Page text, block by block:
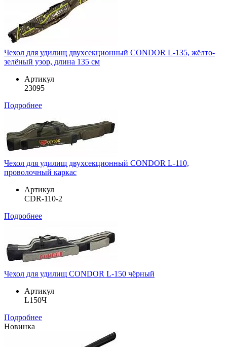
Чехол для удилищ двухсекционный CONDOR L-135, жёлто-
зелёный узор, длина 135 см
Артикул
23095
Подробнее
Чехол для удилищ двухсекционный CONDOR L-110,
проволочный каркас
Артикул
CDR-110-2
Подробнее
Чехол для удилищ CONDOR L-150 чёрный
Артикул
L150Ч
Подробнее
Новинка